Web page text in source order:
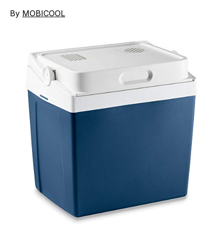
By MOBICOOL